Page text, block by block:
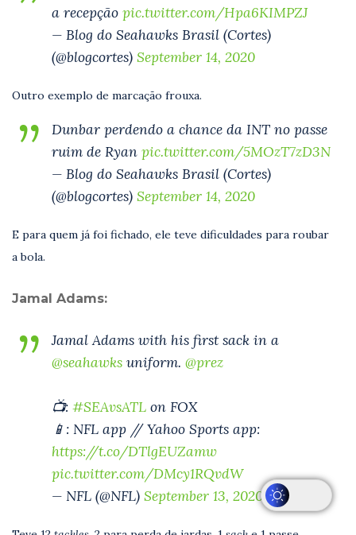
a recepção pic.twitter.com/Hpa6KIMPZJ
— Blog do Seahawks Brasil (Cortes)
(@blogcortes) September 14, 2020
Outro exemplo de marcação frouxa.
Dunbar perdendo a chance da INT no passe
ruim de Ryan pic.twitter.com/5MOzT7zD3N
— Blog do Seahawks Brasil (Cortes)
(@blogcortes) September 14, 2020
E para quem já foi fichado, ele teve dificuldades para roubar
a bola.
Jamal Adams:
Jamal Adams with his first sack in a
@seahawks uniform. @prez
📺: #SEAvsATL on FOX
📱: NFL app // Yahoo Sports app:
https://t.co/DTlgEUZamw
pic.twitter.com/DMcy1RQvdW
— NFL (@NFL) September 13, 2020